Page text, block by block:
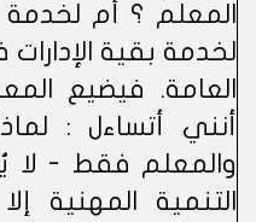
المعلم ؟ أم
لخدمة بقية
العامة. فيضيع
أنني أتساءل :
والمعلم فقط -
التنمية المهنية